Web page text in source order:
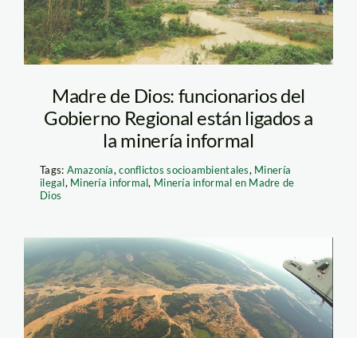
Madre de Dios: funcionarios del
Gobierno Regional están ligados a
la minería informal
Tags: Amazonía,conflictos socioambientales, Minería
ilegal, Minería informal, Minería informal en Madre de
Dios
sobrevuelo minería
mdd